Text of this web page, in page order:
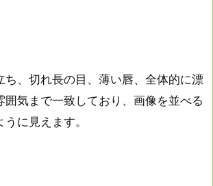
ち、切れ長の目、薄い唇、全体的に漂
囲気まで一致しており、画像を並べる
に見えます。